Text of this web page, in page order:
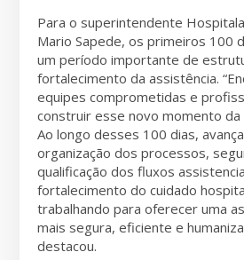
Para o superintendente
Mario Sapede, os primeiros 100
um período importante de
fortalecimento da assistência.
equipes comprometidas e
construir esse novo momento da
Ao longo desses 100 dias,
organização dos processos,
qualificação dos fluxos
fortalecimento do cuidado
trabalhando para oferecer uma
mais segura, eficiente e
destacou.